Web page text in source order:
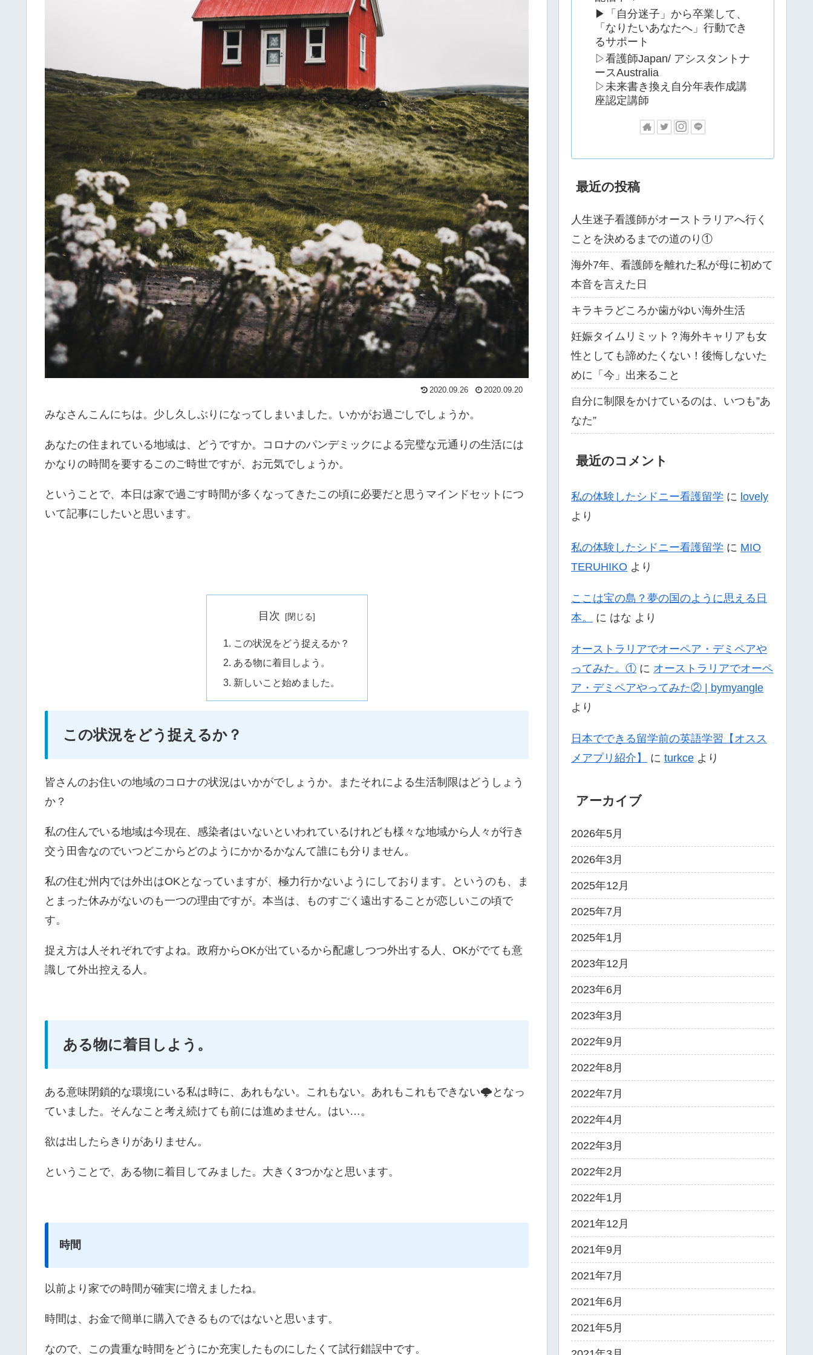
2020.09.26 2020.09.20
みなさんこんにちは。少し久しぶりになってしまいました。いかがお過ごしでしょうか。
あなたの住まれている地域は、どうですか。コロナのパンデミックによる完璧な元通りの生活には
かなりの時間を要するこのご時世ですが、お元気でしょうか。
ということで、本日は家で過ごす時間が多くなってきたこの頃に必要だと思うマインドセットにつ
いて記事にしたいと思います。
目次
この状況をどう捉えるか？
ある物に着目しよう。
新しいこと始めました。
この状況をどう捉えるか？
皆さんのお住いの地域のコロナの状況はいかがでしょうか。またそれによる生活制限はどうしょう
か？
私の住んでいる地域は今現在、感染者はいないといわれているけれども様々な地域から人々が行き
交う田舎なのでいつどこからどのようにかかるかなんて誰にも分りません。
私の住む州内では外出はOKとなっていますが、極力行かないようにしております。というのも、ま
とまった休みがないのも一つの理由ですが。本当は、ものすごく遠出することが恋しいこの頃で
す。
捉え方は人それぞれですよね。政府からOKが出ているから配慮しつつ外出する人、OKがでても意
識して外出控える人。
ある物に着目しよう。
ある意味閉鎖的な環境にいる私は時に、あれもない。これもない。あれもこれもできない🌩となっ
ていました。そんなこと考え続けても前には進めません。はい…。
欲は出したらきりがありません。
ということで、ある物に着目してみました。大きく3つかなと思います。
時間
以前より家での時間が確実に増えましたね。
時間は、お金で簡単に購入できるものではないと思います。
なので、この貴重な時間をどうにか充実したものにしたくて試行錯誤中です。
▶「自分迷子」から卒業して、
「なりたいあなたへ」行動でき
るサポート
▷看護師Japan/ アシスタントナ
ースAustralia
▷未来書き換え自分年表作成講
座認定講師
最近の投稿
人生迷子看護師がオーストラリアへ行く
ことを決めるまでの道のり①
海外7年、看護師を離れた私が母に初めて
本音を言えた日
キラキラどころか歯がゆい海外生活
妊娠タイムリミット？海外キャリアも女
性としても諦めたくない！後悔しないた
めに「今」出来ること
自分に制限をかけているのは、いつも”あ
なた”
最近のコメント
私の体験したシドニー看護留学 に lovely
より
私の体験したシドニー看護留学 に MIO
TERUHIKO より
ここは宝の島？夢の国のように思える日
本。
に はな より
オーストラリアでオーペア・デミペアや
ってみた。① に オーストラリアでオーペ
ア・デミペアやってみた② | bymyangle
より
日本でできる留学前の英語学習【オスス
メアプリ紹介】
に turkce より
アーカイブ
2026年5月
2026年3月
2025年12月
2025年7月
2025年1月
2023年12月
2023年6月
2023年3月
2022年9月
2022年8月
2022年7月
2022年4月
2022年3月
2022年2月
2022年1月
2021年12月
2021年9月
2021年7月
2021年6月
2021年5月